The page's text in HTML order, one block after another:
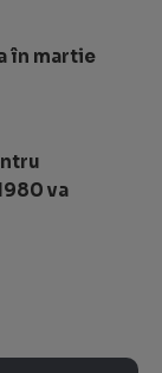
în martie
va